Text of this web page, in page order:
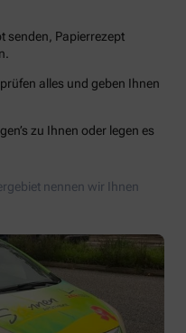
senden, Papierrezept
alles und geben Ihnen
zu Ihnen oder legen es
nennen wir Ihnen